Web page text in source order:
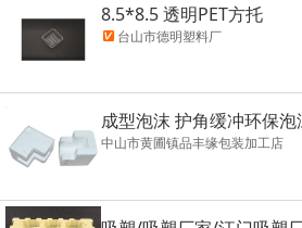
8.5*8.5 透明PET方托
台山市德明塑料厂
成型泡沫 护角缓冲环保
中山市黄圃镇品丰缘包装加工店